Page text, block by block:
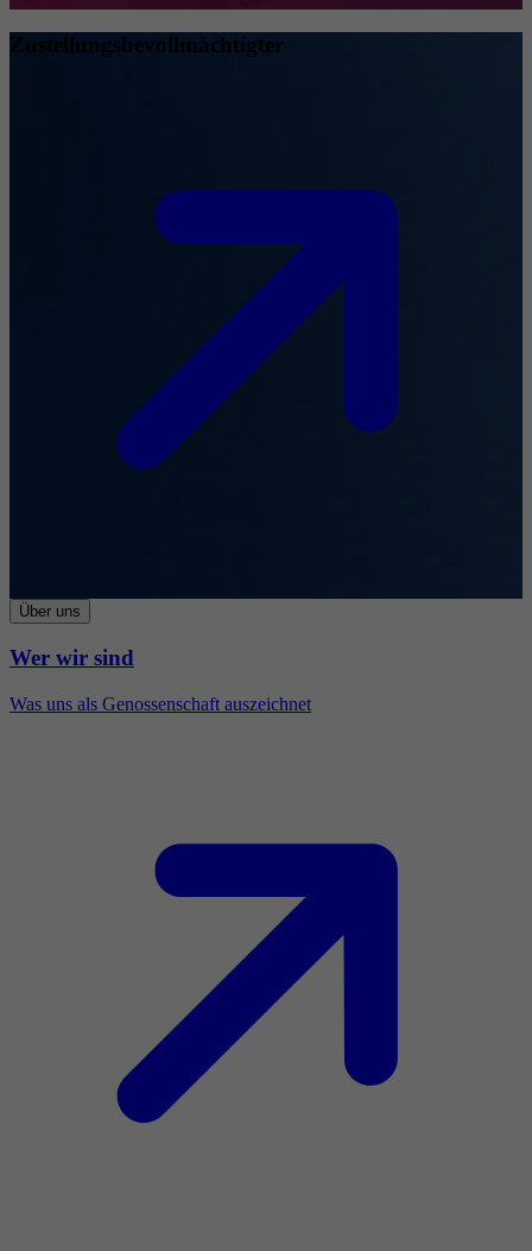
Zustellungsbevollmächtigter
Über uns
Wer wir sind
Was uns als Genossenschaft auszeichnet